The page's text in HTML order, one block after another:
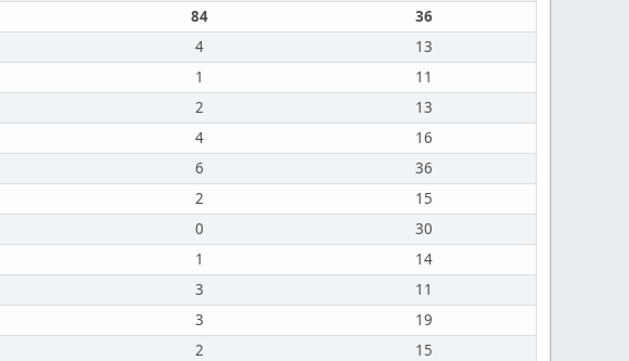
84
36
4
13
1
11
2
13
4
16
6
36
2
15
0
30
1
14
3
11
3
19
2
15